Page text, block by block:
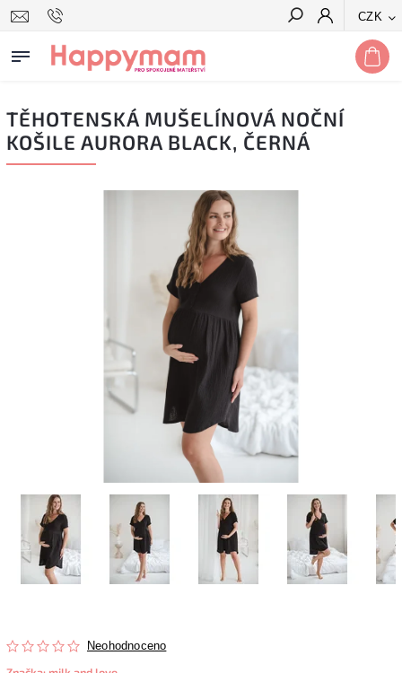
CZK
Hledat
TĚHOTENSKÁ MUŠELÍNOVÁ NOČNÍ
KOŠILE AURORA BLACK, ČERNÁ
Neohodnoceno